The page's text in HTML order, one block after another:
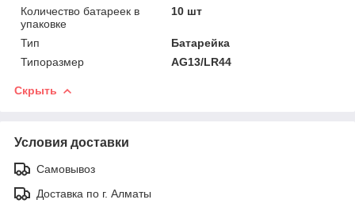
Количество батареек в
упаковке
10 шт
Тип
Батарейка
Типоразмер
AG13/LR44
Скрыть
Условия доставки
Самовывоз
Доставка по г. Алматы